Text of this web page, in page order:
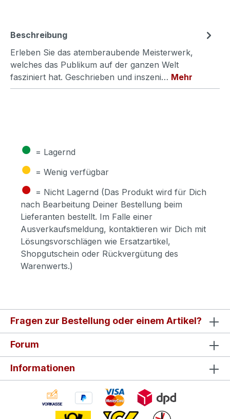
Beschreibung
Erleben Sie das atemberaubende Meisterwerk,
welches das Publikum auf der ganzen Welt
fasziniert hat. Geschrieben und inszeni… Mehr
● = Lagernd
● = Wenig verfügbar
● = Nicht Lagernd (Das Produkt wird für Dich
nach Bearbeitung Deiner Bestellung beim
Lieferanten bestellt. Im Falle einer
Ausverkaufsmeldung, kontaktieren wir Dich mit
Lösungsvorschlägen wie Ersatzartikel,
Shopgutschein oder Rückvergütung des
Warenwerts.)
Fragen zur Bestellung oder einem Artikel?
Forum
Informationen